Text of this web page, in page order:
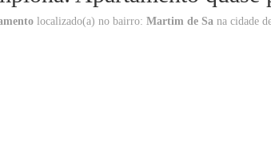
localizado(a) no bairro: Martim de Sa na cidade